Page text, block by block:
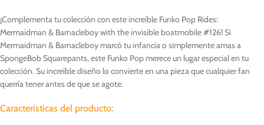
¡Complementa tu colección con este increíble Funko Pop Rides:
Mermaidman & Barnacleboy with the invisible boatmobile #126! Si
Mermaidman & Barnacleboy marcó tu infancia o simplemente amas a
SpongeBob Squarepants, este Funko Pop merece un lugar especial en tu
colección. Su increíble diseño lo convierte en una pieza que cualquier fan
querría tener antes de que se agote.
Caracteristicas del producto: